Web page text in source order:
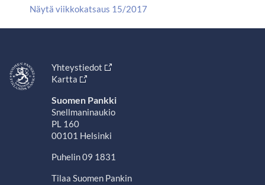
Näytä viikkokatsaus 15/2017
Yhteystiedot
Kartta
Suomen Pankki
Snellmaninaukio
PL 160
00101 Helsinki
Puhelin 09 1831
Tilaa Suomen Pankin